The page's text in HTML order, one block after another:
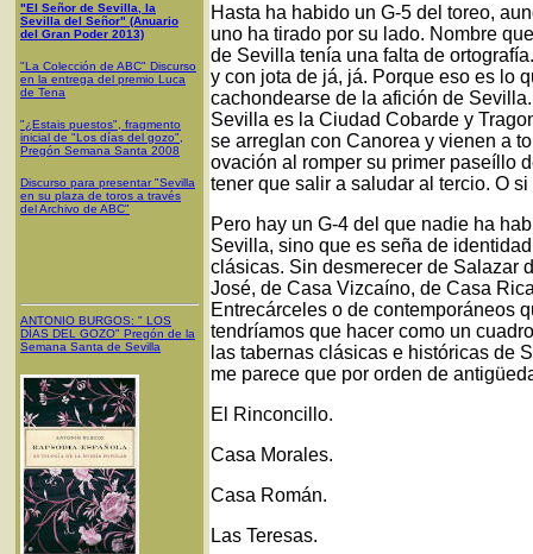
"El Señor de Sevilla, la
Sevilla del Señor" (Anuario
del Gran Poder 2013)
"La Colección de ABC" Discurso
en la entrega del premio Luca
de Tena
"¿Estais puestos", fragmento
inicial de "Los días del gozo",
Pregón Semana Santa 2008
Discurso para presentar "Sevilla
en su plaza de toros a través
del Archivo de ABC"
ANTONIO BURGOS: " LOS
DÍAS DEL GOZO" Pregón de la
Semana Santa de Sevilla
Hasta ha habido un G-5 del toreo,
uno ha tirado por su lado. Nombre
de Sevilla tenía una falta de
y con jota de já, já. Porque eso es lo
cachondearse de la afición de
Sevilla es la Ciudad Cobarde y
se arreglan con Canorea y vienen a
ovación al romper su primer paseíllo
tener que salir a saludar al tercio. O
Pero hay un G-4 del que nadie ha
Sevilla, sino que es seña de
clásicas. Sin desmerecer de Salazar
José, de Casa Vizcaíno, de Casa
Entrecárceles o de contemporáneos
tendríamos que hacer como un
las tabernas clásicas e históricas de
me parece que por orden de
El Rinconcillo.
Casa Morales.
Casa Román.
Las Teresas.